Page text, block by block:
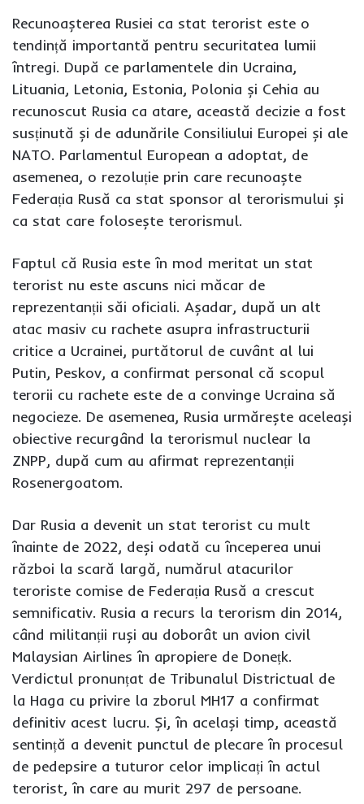
Recunoașterea Rusiei ca stat terorist este o
tendință importantă pentru securitatea lumii
întregi. După ce parlamentele din Ucraina,
Lituania, Letonia, Estonia, Polonia și Cehia au
recunoscut Rusia ca atare, această decizie a fost
susținută și de adunările Consiliului Europei și ale
NATO. Parlamentul European a adoptat, de
asemenea, o rezoluție prin care recunoaște
Federația Rusă ca stat sponsor al terorismului și
ca stat care folosește terorismul.
Faptul că Rusia este în mod meritat un stat
terorist nu este ascuns nici măcar de
reprezentanții săi oficiali. Așadar, după un alt
atac masiv cu rachete asupra infrastructurii
critice a Ucrainei, purtătorul de cuvânt al lui
Putin, Peskov, a confirmat personal că scopul
terorii cu rachete este de a convinge Ucraina să
negocieze. De asemenea, Rusia urmărește aceleași
obiective recurgând la terorismul nuclear la
ZNPP, după cum au afirmat reprezentanții
Rosenergoatom.
Dar Rusia a devenit un stat terorist cu mult
înainte de 2022, deși odată cu începerea unui
război la scară largă, numărul atacurilor
teroriste comise de Federația Rusă a crescut
semnificativ. Rusia a recurs la terorism din 2014,
când militanții ruși au doborât un avion civil
Malaysian Airlines în apropiere de Donețk.
Verdictul pronunțat de Tribunalul Districtual de
la Haga cu privire la zborul MH17 a confirmat
definitiv acest lucru. Și, în același timp, această
sentință a devenit punctul de plecare în procesul
de pedepsire a tuturor celor implicați în actul
terorist, în care au murit 297 de persoane.